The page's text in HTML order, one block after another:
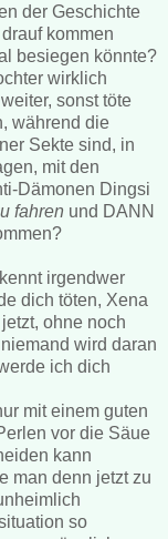
der Geschichte
kommen
besiegen könnte?
wirklich
sonst töte
während die
Sekte sind, in
mit den
Dämonen Dingsi
fahren und DANN
irgendwer
dich töten, Xena
ohne noch
wird daran
ich dich
mit einem guten
vor die Säue
kann
man denn jetzt zu
so